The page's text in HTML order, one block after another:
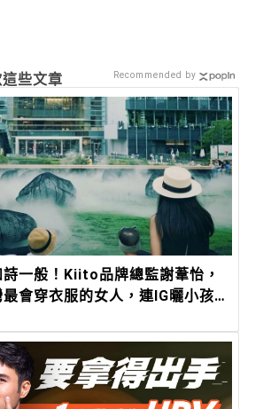
些文章
一般！Kiito品牌總監謝葦怡，
會穿衣服的女人，連IG曬小孩都
Recommended by